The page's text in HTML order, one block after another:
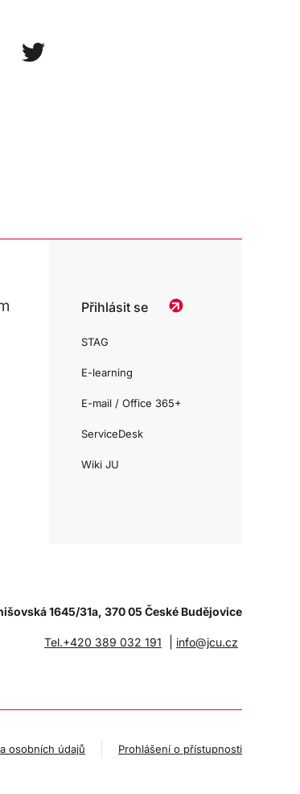
Přihlásit se
STAG
E-learning
E-mail / Office 365+
ServiceDesk
Wiki JU
1645/31a, 370 05 České Budějovice
Tel.+420 389 032 191 info@jcu.cz
osobních údajů Prohlášení o přístupnosti